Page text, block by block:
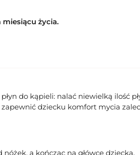
życia.
do kąpieli: nalać niewielką ilość
dziecku komfort mycia
a kończąc na główce dziecka.